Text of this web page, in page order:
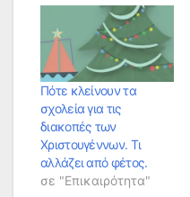
Πότε κλείνουν τα
σχολεία για τις
διακοπές των
Χριστουγέννων. Τι
αλλάζει από φέτος.
σε "Επικαιρότητα"